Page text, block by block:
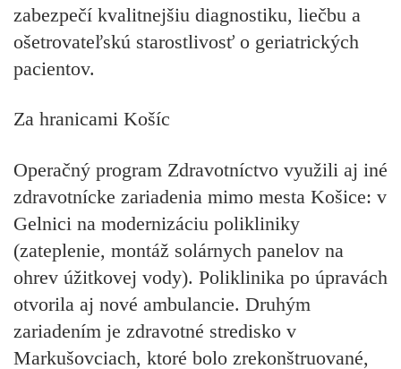
zabezpečí kvalitnejšiu diagnostiku, liečbu a
ošetrovateľskú starostlivosť o geriatrických
pacientov.
Za hranicami Košíc
Operačný program Zdravotníctvo využili aj iné
zdravotnícke zariadenia mimo mesta Košice: v
Gelnici na modernizáciu polikliniky
(zateplenie, montáž solárnych panelov na
ohrev úžitkovej vody). Poliklinika po úpravách
otvorila aj nové ambulancie. Druhým
zariadením je zdravotné stredisko v
Markušovciach, ktoré bolo zrekonštruované,